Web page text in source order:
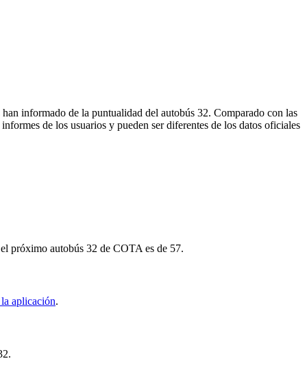
informado de la puntualidad del autobús 32. Comparado con las
de los usuarios y pueden ser diferentes de los datos oficiales
próximo autobús 32 de COTA es de 57.
aplicación.